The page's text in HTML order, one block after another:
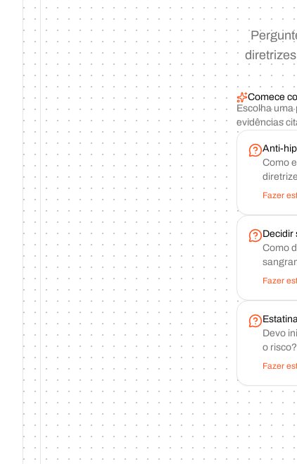
Comece
Escolha uma
evidências
Anti-
Como
Fazer
Decidir
Como
Fazer
Devo
o risco?
Fazer